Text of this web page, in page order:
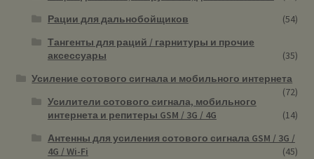
Рации для дальнобойщиков
(54)
Тангенты для раций / гарнитуры и прочие
аксессуары
(35)
Усиление сотового сигнала и мобильного интернета
(72)
Усилители сотового сигнала, мобильного
интернета и репитеры GSM / 3G / 4G
(14)
Антенны для усиления сотового сигнала GSM / 3G /
4G / Wi-Fi
(45)